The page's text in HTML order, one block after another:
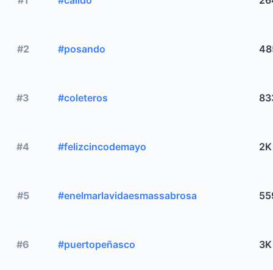
#2 #posando
#3 #coleteros
#4 #felizcincodemayo 2K
#5 #enelmarlavidaesmassabrosa
#6 #puertopeñasco 3K